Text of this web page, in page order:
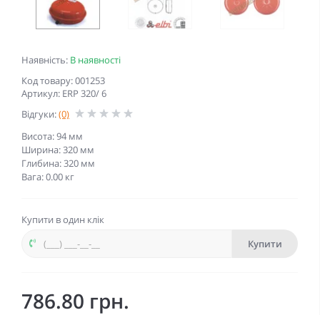
Наявність: В наявності
Код товару: 001253
Артикул: ERP 320/ 6
Відгуки:(0)
Висота: 94 мм
Ширина: 320 мм
Глибина: 320 мм
Вага: 0.00 кг
Купити в один клік
Купити
786.80 грн.